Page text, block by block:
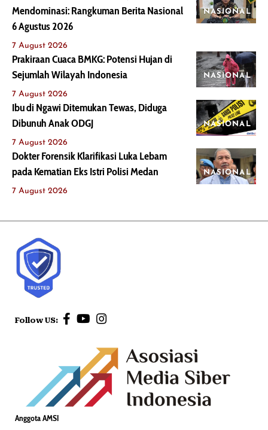
NASIONAL
Mendominasi: Rangkuman Berita Nasional
6 Agustus 2026
7 August 2026
NASIONAL
Prakiraan Cuaca BMKG: Potensi Hujan di
Sejumlah Wilayah Indonesia
7 August 2026
NASIONAL
Ibu di Ngawi Ditemukan Tewas, Diduga
Dibunuh Anak ODGJ
7 August 2026
NASIONAL
Dokter Forensik Klarifikasi Luka Lebam
pada Kematian Eks Istri Polisi Medan
7 August 2026
Follow US:
Anggota AMSI